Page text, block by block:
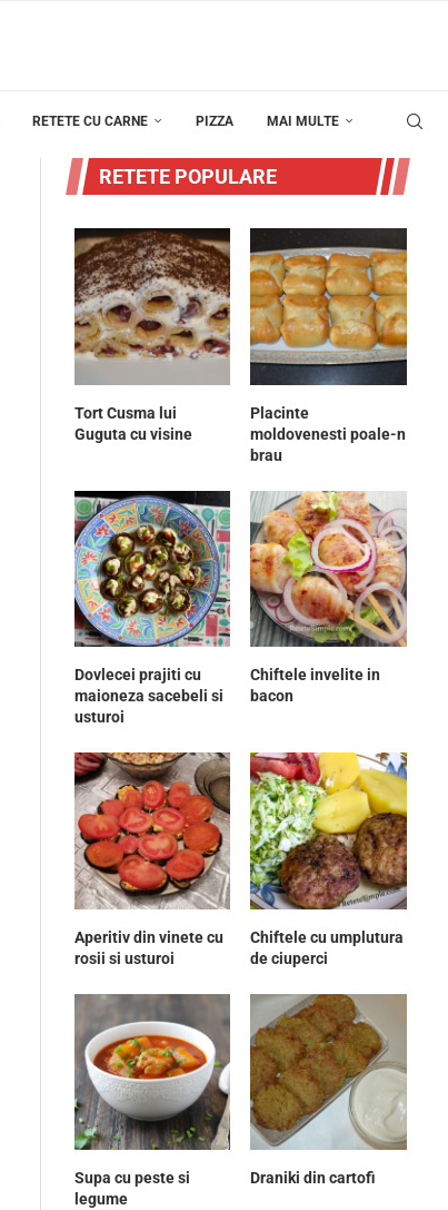
RETETE CU CARNE PIZZA MAI MULTE
RETETE POPULARE
Tort Cusma lui
Guguta cu visine
Placinte
moldovenesti poale-n
brau
Dovlecei prajiti cu
maioneza sacebeli si
usturoi
Chiftele invelite in
bacon
Aperitiv din vinete cu
rosii si usturoi
Chiftele cu umplutura
de ciuperci
Supa cu peste si
legume
Draniki din cartofi